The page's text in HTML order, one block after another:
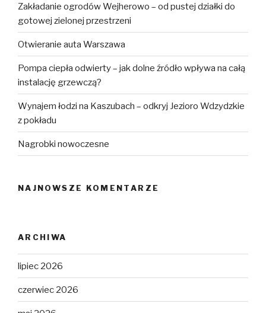
Zakładanie ogrodów Wejherowo – od pustej działki do
gotowej zielonej przestrzeni
Otwieranie auta Warszawa
Pompa ciepła odwierty – jak dolne źródło wpływa na całą
instalację grzewczą?
Wynajem łodzi na Kaszubach – odkryj Jezioro Wdzydzkie
z pokładu
Nagrobki nowoczesne
NAJNOWSZE KOMENTARZE
ARCHIWA
lipiec 2026
czerwiec 2026